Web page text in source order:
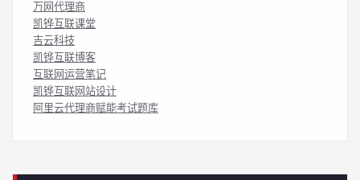
万网代理商
凯铧互联课堂
吉云科技
凯铧互联博客
互联网运营笔记
凯铧互联网站设计
阿里云代理商赋能考试题库